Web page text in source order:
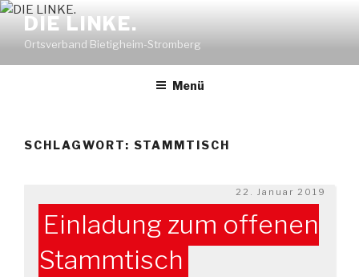
Zum
Inhalt
springen
DIE LINKE.
Ortsverband Bietigheim-Stromberg
Menü
SCHLAGWORT: STAMMTISCH
Veröffentlicht
am
22. Januar 2019
Einladung zum offenen
Stammtisch